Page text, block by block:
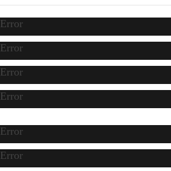
Error
Error
Error
Error
Error
Error